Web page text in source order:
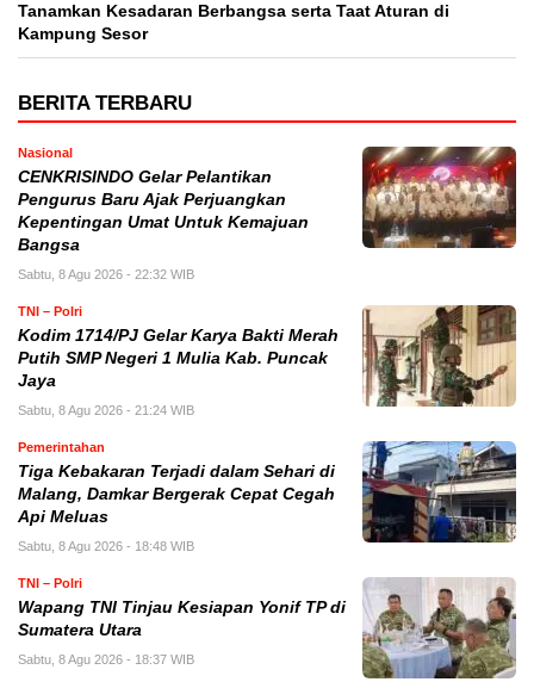
Tanamkan Kesadaran Berbangsa serta Taat Aturan di
Kampung Sesor
BERITA TERBARU
Nasional
CENKRISINDO Gelar Pelantikan
Pengurus Baru Ajak Perjuangkan
Kepentingan Umat Untuk Kemajuan
Bangsa
Sabtu, 8 Agu 2026 - 22:32 WIB
TNI – Polri
Kodim 1714/PJ Gelar Karya Bakti Merah
Putih SMP Negeri 1 Mulia Kab. Puncak
Jaya
Sabtu, 8 Agu 2026 - 21:24 WIB
Pemerintahan
Tiga Kebakaran Terjadi dalam Sehari di
Malang, Damkar Bergerak Cepat Cegah
Api Meluas
Sabtu, 8 Agu 2026 - 18:48 WIB
TNI – Polri
Wapang TNI Tinjau Kesiapan Yonif TP di
Sumatera Utara
Sabtu, 8 Agu 2026 - 18:37 WIB